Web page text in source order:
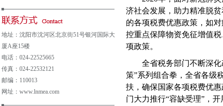
地址：沈阳市沈河区北京街51号银河国际大
厦A座15楼
电话：024-22525665
传真：024-22532121
邮编：110013
网址：www.lnmea.com
济社会发展，助力精准脱
的各项税费优惠政策，如
控重点保障物资免征增值
项政策。
全省税务部门不断深化
策”系列组合拳，全省各级
扶，确保国家各项税费优
门大力推行“容缺受理”，